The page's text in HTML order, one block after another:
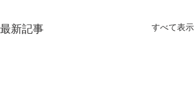
最新記事 すべて表示